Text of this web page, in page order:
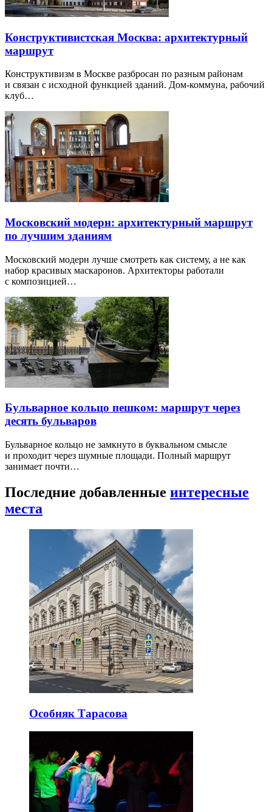
Конструктивистская Москва: архитектурный
маршрут
Конструктивизм в Москве разбросан по разным районам
и связан с исходной функцией зданий. Дом-коммуна, рабочий
клуб…
Московский модерн: архитектурный маршрут
по лучшим зданиям
Московский модерн лучше смотреть как систему, а не как
набор красивых маскаронов. Архитекторы работали
с композицией…
Бульварное кольцо пешком: маршрут через
десять бульваров
Бульварное кольцо не замкнуто в буквальном смысле
и проходит через шумные площади. Полный маршрут
занимает почти…
Последние добавленные интересные
места
Особняк Тарасова